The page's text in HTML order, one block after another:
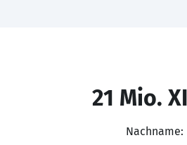
21 Mio.
Nachname: